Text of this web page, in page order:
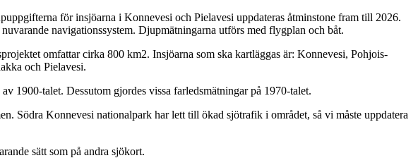
för insjöarna i Konnevesi och Pielavesi uppdateras åtminstone fram till 2026.
navigationssystem. Djupmätningarna utförs med flygplan och båt.
omfattar cirka 800 km2. Insjöarna som ska kartläggas är: Konnevesi, Pohjois-
och Pielavesi.
1900-talet. Dessutom gjordes vissa farledsmätningar på 1970-talet.
Södra Konnevesi nationalpark har lett till ökad sjötrafik i området, så vi måste uppdatera
sätt som på andra sjökort.